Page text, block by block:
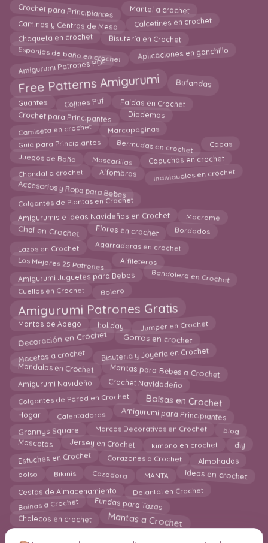
Crochet para Principiantes Mantel a crochet
Caminos y Centros de Mesa Calcetines en crochet
Chaqueta en crochet Bisutería en Crochet
Esponjas de baño en crochet Aplicaciones en ganchillo
Amigurumi Patrones PDF
Free Patterns Amigurumi Bufandas
Guantes Cojines Puf Faldas en Crochet
Crochet para Principantes Diademas
Camiseta en crochet Marcapaginas
Guía para Principiantes Bermudas en crochet Capas
Juegos de Baño Mascarillas Capuchas en crochet
Chandal a crochet Alfombras Individuales en crochet
Accesorios y Ropa para Bebes
Colgantes de Plantas en Crochet
Amigurumis e Ideas Navideñas en Crochet Macrame
Chal en Crochet Flores en crochet Bordados
Lazos en Crochet Agarraderas en crochet
Los Mejores 25 Patrones Alfileteros
Amigurumi Juguetes para Bebes Bandolera en Crochet
Cuellos en Crochet Bolero
Amigurumi Patrones Gratis
Mantas de Apego holiday Jumper en Crochet
Decoración en Crochet Gorros en crochet
Macetas a crochet Bisuteria y Joyeria en Crochet
Mandalas en Crochet Mantas para Bebes a Crochet
Amigurumi Navideño Crochet Navidadeño
Colgantes de Pared en Crochet Bolsas en Crochet
Hogar Calentadores Amigurumi para Principiantes
Grannys Square Marcos Decorativos en Crochet blog
Mascotas Jersey en Crochet kimono en crochet diy
Estuches en Crochet Corazones a Crochet Almohadas
bolso Bikinis Cazadora MANTA Ideas en crochet
Cestas de Almacenamiento Delantal en Crochet
Boinas a Crochet Fundas para Tazas
Chalecos en crochet Mantas a Crochet